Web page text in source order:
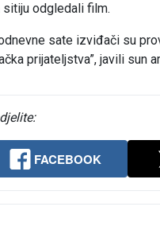
sitiju odgledali film.
sate izviđači su
prijateljstva”, javili sun
FACEBOOK